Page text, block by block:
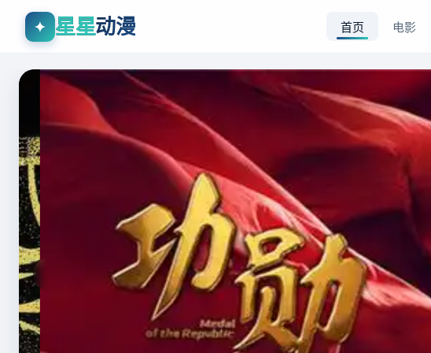
✦ 星星动漫 首页 电影